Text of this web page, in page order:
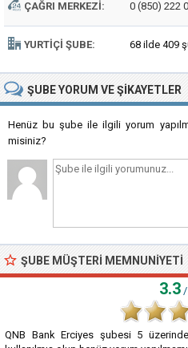
ÇAĞRI MERKEZI: 0 (850) 222
YURTIÇI ŞUBE: 68 ilde 409
ŞUBEYORUM VE ŞIKAYETLER
Henüz bu şube ile ilgili yorum
misiniz?
ŞUBE MÜŞTERI MEMNUNIYETI
3.3 /
QNB Bank Erciyes şubesi 5